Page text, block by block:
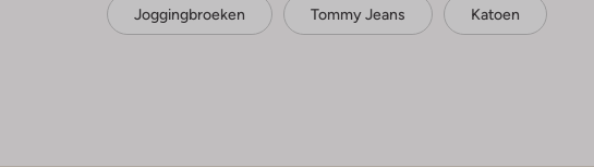
Joggingbroeken Tommy Jeans Katoen